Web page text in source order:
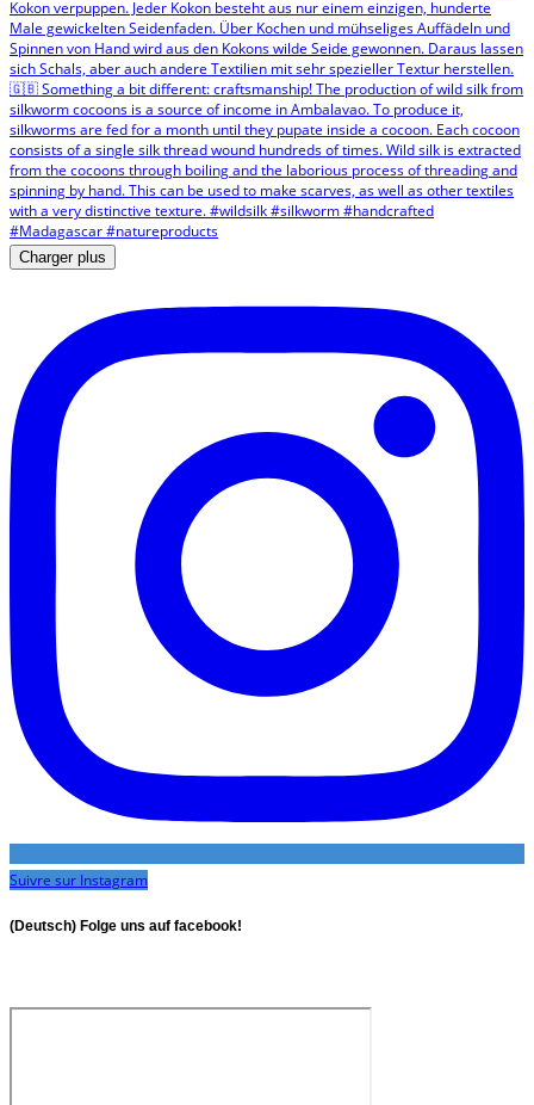
Charger plus
Suivre sur Instagram
(Deutsch) Folge uns auf facebook!